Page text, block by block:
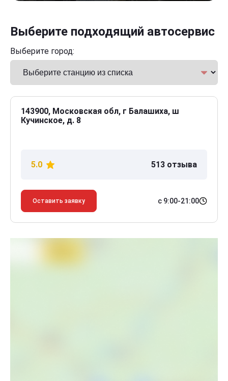
Выберите подходящий автосервис
Выберите город:
143900, Московская обл, г Балашиха, ш
Кучинское, д. 8
5.0 513 отзыва
Оставить заявку с 9:00-21:00